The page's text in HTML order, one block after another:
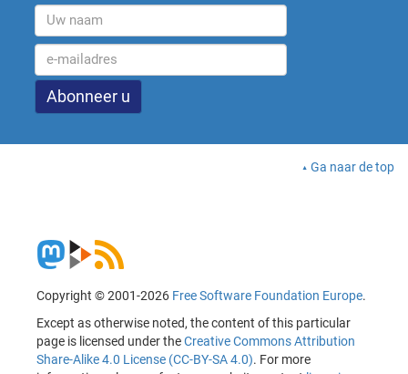
Ga naar de top
Copyright © 2001-2026 Free Software Foundation Europe.
Except as otherwise noted, the content of this particular
page is licensed under theCreative Commons Attribution
Share-Alike 4.0 License (CC-BY-SA 4.0). For more